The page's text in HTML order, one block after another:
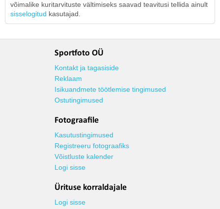
võimalike kuritarvituste vältimiseks saavad teavitusi tellida ainult
sisselogitud kasutajad.
Sportfoto OÜ
Kontakt ja tagasiside
Reklaam
Isikuandmete töötlemise tingimused
Ostutingimused
Fotograafile
Kasutustingimused
Registreeru fotograafiks
Võistluste kalender
Logi sisse
Ürituse korraldajale
Logi sisse